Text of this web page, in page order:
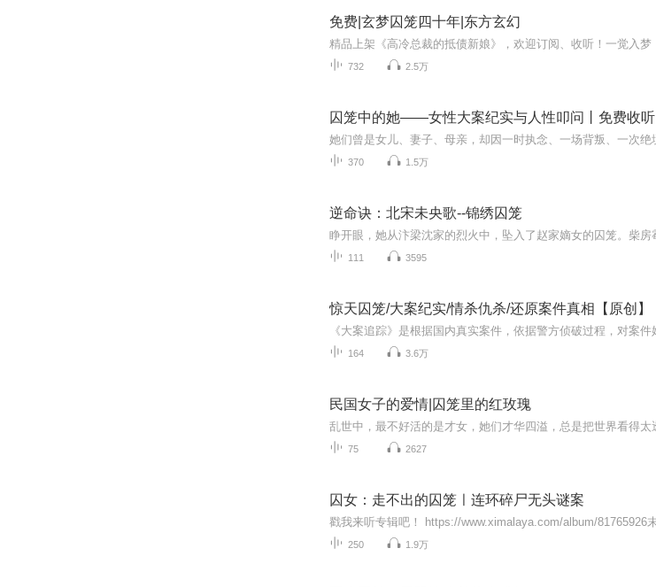
免费|玄梦囚笼四十年|东方玄幻
732 2.5万
囚笼中的她——女性大案纪实与人性叩问丨免费收听
370 1.5万
逆命诀：北宋未央歌--锦绣囚笼
111 3595
惊天囚笼/大案纪实/情杀仇杀/还原案件真相【原创】
164 3.6万
民国女子的爱情|囚笼里的红玫瑰
75 2627
囚女：走不出的囚笼ㅣ连环碎尸无头谜案
250 1.9万